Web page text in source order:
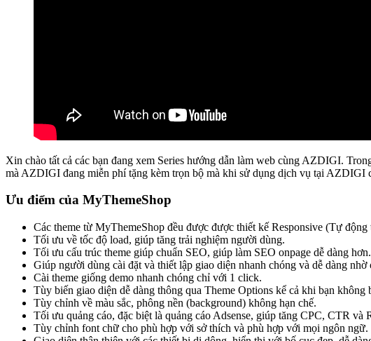
Xin chào tất cả các bạn đang xem Series hướng dẫn làm web cùng AZDIGI.
mà AZDIGI đang miễn phí tặng kèm trọn bộ mà khi sử dụng dịch vụ tại AZDIGI
Ưu điểm của MyThemeShop
Các theme từ MyThemeShop đều được được thiết kế Responsive (Tự
Tối ưu về tốc độ load, giúp tăng trải nghiệm người dùng.
Tối ưu cấu trúc theme giúp chuẩn SEO, giúp làm SEO onpage dễ dàng hơn.
Giúp người dùng cài đặt và thiết lập giao diện nhanh chóng và dễ dàng
Cài theme giống demo nhanh chóng chỉ với 1 click.
Tùy biến giao diện dễ dàng thông qua Theme Options kể cả khi bạn
Tùy chỉnh về màu sắc, phông nền (background) không hạn chế.
Tối ưu quảng cáo, đặc biệt là quảng cáo Adsense, giúp tăng CPC, CTR và
Tùy chỉnh font chữ cho phù hợp với sở thích và phù hợp với mọi ngôn ngữ.